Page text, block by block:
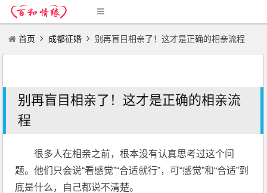
首页 成都征婚 别再盲目相亲了！这才是正确的相亲流程
别再盲目相亲了！这才是正确的相亲流
程
很多人在相亲之前，根本没有认真思考过这个问
题。他们只会说“看感觉”“合适就行”，可“感觉”和“合适”到
底是什么，自己都说不清楚。